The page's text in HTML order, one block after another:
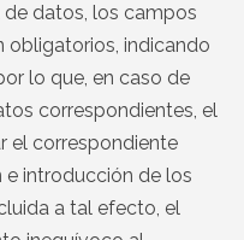
datos, los campos
obligatorios, indicando
lo que, en caso de
correspondientes, el
el correspondiente
e introducción de los
a tal efecto, el